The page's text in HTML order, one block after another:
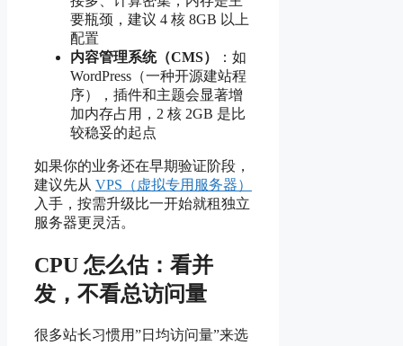
要瓶颈，建议 4 核 8GB 以上
配置
内容管理系统（CMS）
：如
WordPress（一种开源建站程
序），插件和主题会显著增
加内存占用，2 核 2GB 是比
较稳妥的起点
如果你的业务还在早期验证阶段，
建议先从 VPS（虚拟专用服务器）
入手，按需升级比一开始就租独立
服务器更灵活。
CPU 怎么估：看并
发，不看总访问量
很多站长习惯用”日均访问量”来选